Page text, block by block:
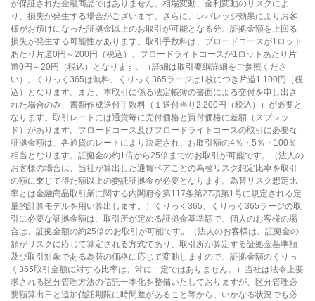
が保証された金融商品ではありません。相場変動、金利変動のリスクによ
り、損失が発生する場合がございます。さらに、レバレッジ効果によりお客
様がお預けになった証拠金以上のお取引が可能となる分、証拠金額を上回る
損失が発生する可能性があります。取引手数料は、ブロードコースが1ロット
あたり片道0円～200円（税込）、ブロードライトコースが1ロットあたり片
道0円～20円（税込）となります。（詳細は取引要綱詳細をご参照くださ
い）。くりっく365は無料、くりっく365ラージは1枚につき片道1,100円（税
込）となります。また、本取引に係る法定帳簿の書面による交付を申し出さ
れた場合のみ、書類作成送付手数料（１送付当り2,200円（税込））が必要と
なります。取引レートには通貨毎に売付価格と買付価格に差額（スプレッ
ド）があります。ブロードコース及びブロードライトコースの取引に必要な
証拠金額は、各通貨のレートにより決定され、お取引額の4％・5％・100％
相当となります。証拠金の約1倍から25倍までのお取引が可能です。（法人の
お客様の場合は、当社が算出した通貨ペアごとの為替リスク想定比率を取引
の額に乗じて得た額以上の委託証拠金が必要となります。為替リスク想定比
率とは金融商品取引業に関する内閣府令第117条第27項第1号に規定される定
量的計算モデルを用い算出します。）くりっく365、くりっく365ラージの取
引に必要な証拠金額は、取引所が定める証拠金基準額で、個人のお客様の場
合は、証拠金額の約25倍のお取引が可能です。（法人のお客様は、証拠金の
額がリスクに応じて算定される方式であり、取引所が算定する証拠金基準額
及び取引対象である為替の価格に応じて変動しますので、証拠金額のくりっ
く365取引金額に対する比率は、常に一定ではありません。）当社は法令上要
求される区分管理方法の信託一本化を整備いたしておりますが、区分管理必
要額算出日と追加信託期限に時間差があること等から、いかなる状況でも必